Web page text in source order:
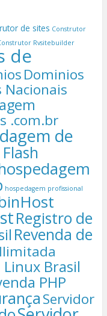
de sites Construtor
Rvsitebuilder
de
Dominios
Nacionais
.com.br
de
hospedagem profissional
Registro de
Revenda de
Linux Brasil
PHP
Servidor